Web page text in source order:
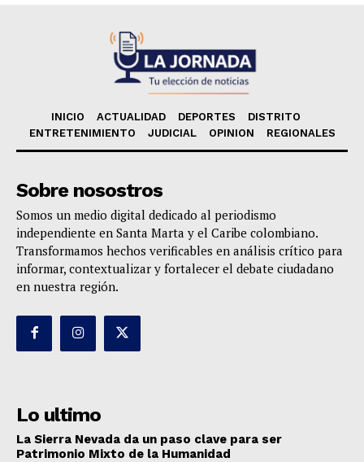
INICIO ACTUALIDAD DEPORTES
DISTRITO
ENTRETENIMIENTO
JUDICIAL OPINION REGIONALES
Sobre nosostros
Somos un medio digital dedicado al periodismo
independiente en Santa Marta y el Caribe colombiano.
Transformamos hechos verificables en análisis crítico para
informar, contextualizar y fortalecer el debate ciudadano
en nuestra región.
Lo ultimo
La Sierra Nevada da un paso clave para ser
Patrimonio Mixto de la Humanidad